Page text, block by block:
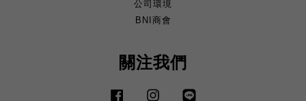
公司環境
BNI商會
關注我們
Facebook Instagram